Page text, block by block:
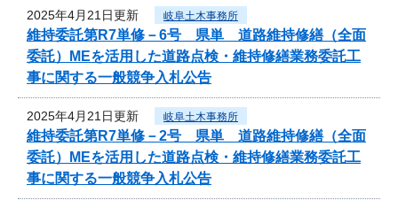
2025年4月21日更新 岐阜土木事務所
維持委託第R7単修－6号 県単 道路維持修繕（全面
委託）MEを活用した道路点検・維持修繕業務委託工
事に関する一般競争入札公告
2025年4月21日更新 岐阜土木事務所
維持委託第R7単修－2号 県単 道路維持修繕（全面
委託）MEを活用した道路点検・維持修繕業務委託工
事に関する一般競争入札公告